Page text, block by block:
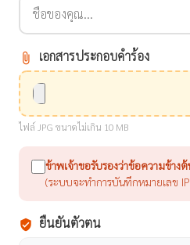
attach_file เอกสารประกอบคำร้อง
ไฟล์ JPG ขนาดไม่เกิน 10 MB
ข้าพเจ้าขอรับรองว่าข้อความข้าง
(ระบบจะทำการบันทึกหมายเลข
verified_user ยืนยันตัวตน